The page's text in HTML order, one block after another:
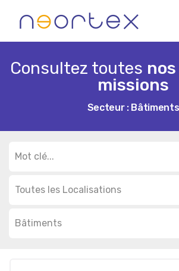
content
Consultez toutes
missions
Secteur : Bâtiments